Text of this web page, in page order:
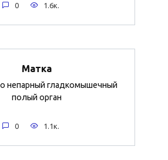
0 1.6к.
Матка
непарный гладкомышечный
полый орган
0 1.1к.